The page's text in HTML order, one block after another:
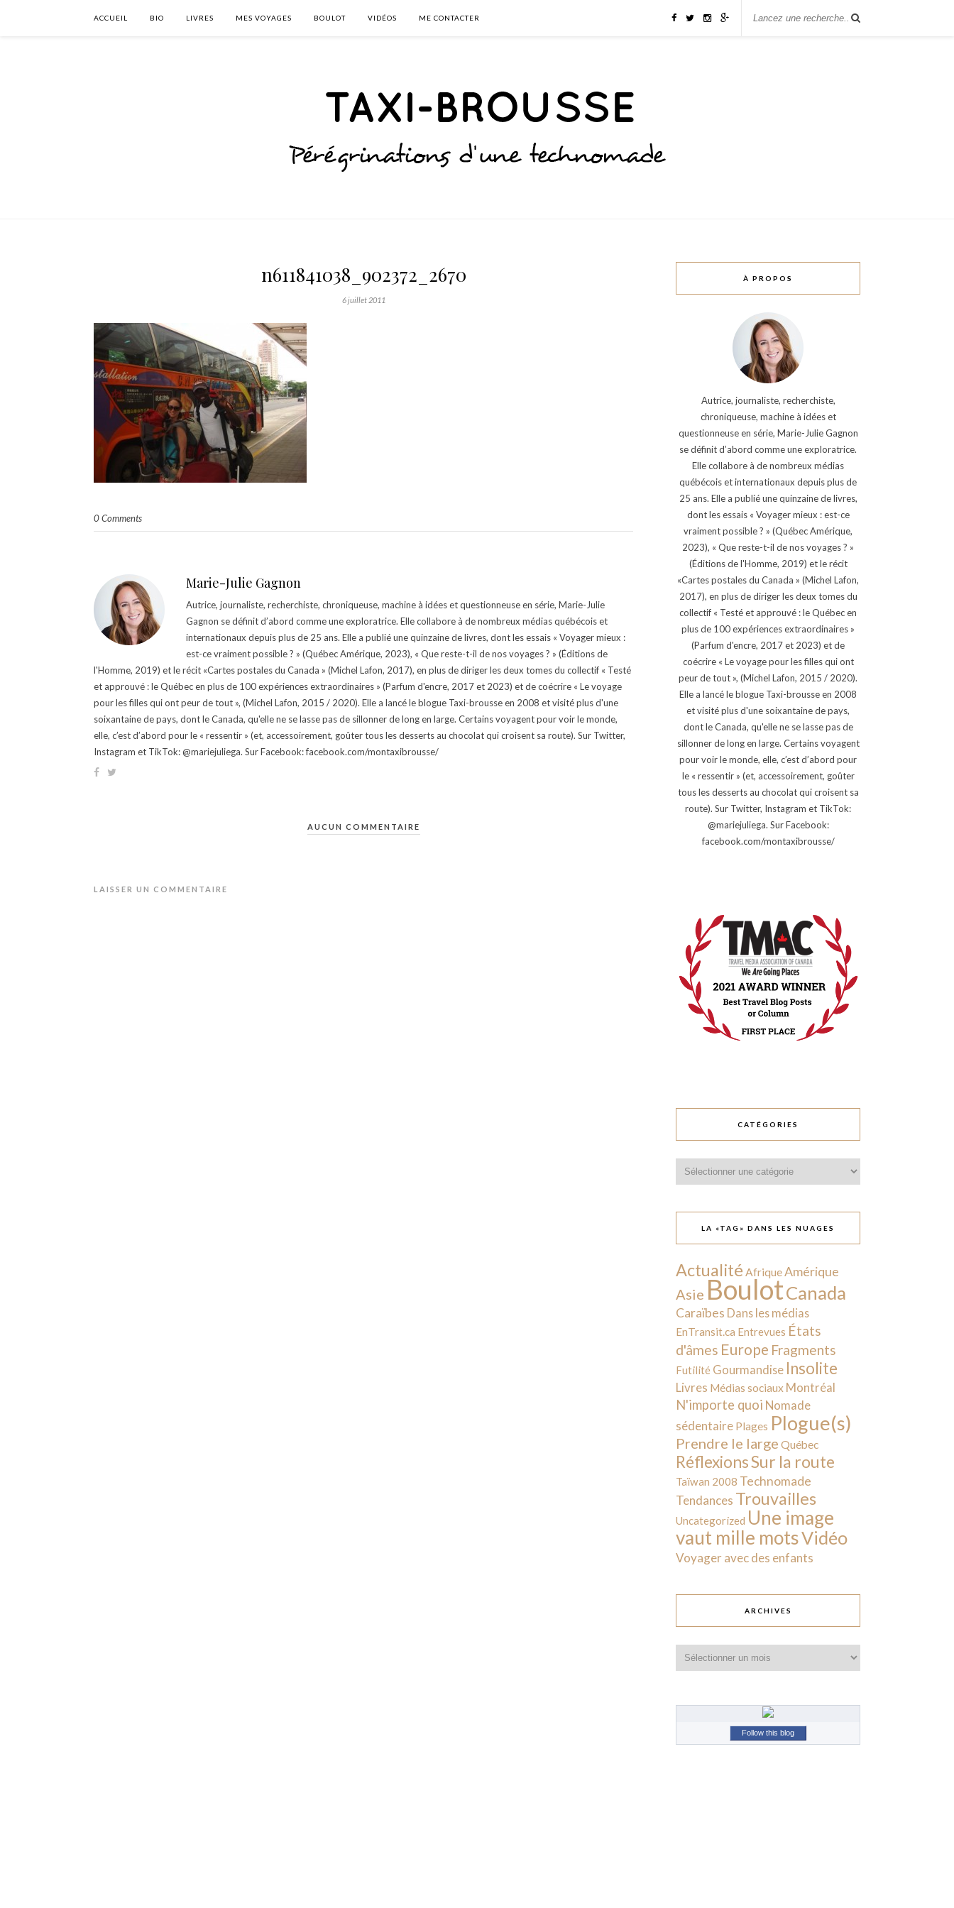
ACCUEIL BIO LIVRES MES VOYAGES BOULOT VIDÉOS ME CONTACTER
n611841038_902372_2670
6 juillet 2011
0 Comments
Marie-Julie Gagnon
Autrice, journaliste, recherchiste, chroniqueuse, machine à idées et questionneuse en série, Marie-Julie
Gagnon se définit d’abord comme une exploratrice. Elle collabore à de nombreux médias québécois et
internationaux depuis plus de 25 ans. Elle a publié une quinzaine de livres, dont les essais « Voyager mieux :
est-ce vraiment possible ? » (Québec Amérique, 2023), « Que reste-t-il de nos voyages ? » (Éditions de
l'Homme, 2019) et le récit «Cartes postales du Canada » (Michel Lafon, 2017), en plus de diriger les deux tomes du collectif « Testé
et approuvé : le Québec en plus de 100 expériences extraordinaires » (Parfum d'encre, 2017 et 2023) et de coécrire « Le voyage
pour les filles qui ont peur de tout », (Michel Lafon, 2015 / 2020). Elle a lancé le blogue Taxi-brousse en 2008 et visité plus d'une
soixantaine de pays, dont le Canada, qu'elle ne se lasse pas de sillonner de long en large. Certains voyagent pour voir le monde,
elle, c’est d’abord pour le « ressentir » (et, accessoirement, goûter tous les desserts au chocolat qui croisent sa route). Sur Twitter,
Instagram et TikTok: @mariejuliega. Sur Facebook: facebook.com/montaxibrousse/
AUCUN COMMENTAIRE
LAISSER UN COMMENTAIRE
À PROPOS
Autrice, journaliste, recherchiste,
chroniqueuse, machine à idées et
questionneuse en série, Marie-Julie Gagnon
se définit d’abord comme une exploratrice.
Elle collabore à de nombreux médias
québécois et internationaux depuis plus de
25 ans. Elle a publié une quinzaine de livres,
dont les essais « Voyager mieux : est-ce
vraiment possible ? » (Québec Amérique,
2023), « Que reste-t-il de nos voyages ? »
(Éditions de l'Homme, 2019) et le récit
«Cartes postales du Canada » (Michel Lafon,
2017), en plus de diriger les deux tomes du
collectif « Testé et approuvé : le Québec en
plus de 100 expériences extraordinaires »
(Parfum d'encre, 2017 et 2023) et de
coécrire « Le voyage pour les filles qui ont
peur de tout », (Michel Lafon, 2015 / 2020).
Elle a lancé le blogue Taxi-brousse en 2008
et visité plus d'une soixantaine de pays,
dont le Canada, qu'elle ne se lasse pas de
sillonner de long en large. Certains voyagent
pour voir le monde, elle, c’est d’abord pour
le « ressentir » (et, accessoirement, goûter
tous les desserts au chocolat qui croisent sa
route). Sur Twitter, Instagram et TikTok:
@mariejuliega. Sur Facebook:
facebook.com/montaxibrousse/
CATÉGORIES
LA «TAG» DANS LES NUAGES
Actualité AfriqueAmérique
Asie BoulotCanada
Caraïbes Dans les médias
EnTransit.ca Entrevues États
d'âmes Europe Fragments
Futilité Gourmandise Insolite
Livres Médias sociaux Montréal
N'importe quoi Nomade
sédentaire Plages Plogue(s)
Prendre le large Québec
RéflexionsSur la route
Taïwan 2008 Technomade
Tendances Trouvailles
Uncategorized Une image
vaut mille motsVidéo
Voyager avec des enfants
ARCHIVES
Follow this blog